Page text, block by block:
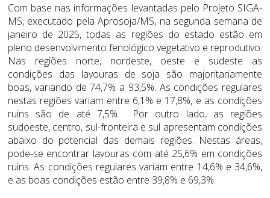
Com base nas informações levantadas pelo Projeto SIGA-
MS, executado pela Aprosoja/MS, na segunda semana de
janeiro de 2025, todas as regiões do estado estão em
pleno desenvolvimento fenológico vegetativo e reprodutivo.
Nas regiões norte, nordeste, oeste e sudeste as
condições das lavouras de soja são majoritariamente
boas, variando de 74,7% a 93,5%. As condições regulares
nestas regiões variam entre 6,1% e 17,8%, e as condições
ruins são de até 7,5%. Por outro lado, as regiões
sudoeste, centro, sul-fronteira e sul apresentam condições
abaixo do potencial das demais regiões. Nestas áreas,
pode-se encontrar lavouras com até 25,6% em condições
ruins. As condições regulares variam entre 14,6% e 34,6%,
e as boas condições estão entre 39,8% e 69,3%.